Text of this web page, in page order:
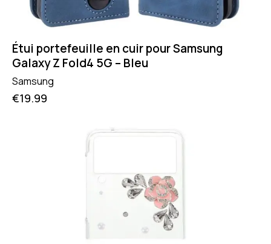
Étui portefeuille en cuir pour Samsung
Galaxy Z Fold4 5G – Bleu
Samsung
€19.99